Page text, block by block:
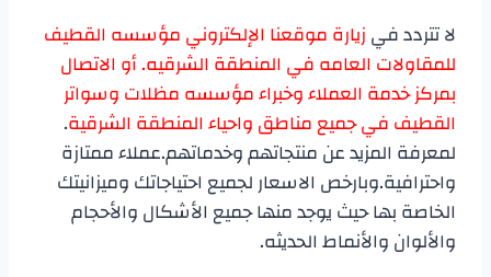
لا تتردد فيزيارة موقعنا الإلكتروني مؤسسه القطيف
للمقاولات العامه في المنطقة الشرقيه. أو الاتصال
بمركز خدمة العملاء وخبراء مؤسسه مظلات وسواتر
القطيف في جميع مناطق واحياء المنطقة الشرقية.
لمعرفة المزيد عن منتجاتهم وخدماتهم.عملاء ممتازة
واحترافية.وبارخص الاسعار لجميع احتياجاتك وميزانيتك
الخاصة بها حيث يوجد منها جميع الأشكال والأحجام
والألوان والأنماط الحديثه.